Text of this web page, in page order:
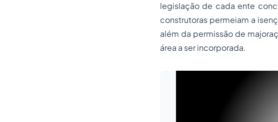
legislação de cada ente
construtoras permeiam a
além da permissão de
área a ser incorporada.